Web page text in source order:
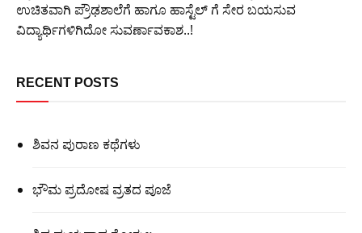
ಉಚಿತವಾಗಿ ಪ್ರೌಢಶಾಲೆಗೆ ಹಾಗೂ ಹಾಸ್ಟೆಲ್ ಗೆ ಸೇರ ಬಯಸುವ
ವಿದ್ಯಾರ್ಥಿಗಳಿಗಿದೋ ಸುವರ್ಣಾವಕಾಶ..!
RECENT POSTS
ಶಿವನ ಪುರಾಣ ಕಥೆಗಳು
ಭೌಮ ಪ್ರದೋಷ ವ್ರತದ ಪೂಜೆ